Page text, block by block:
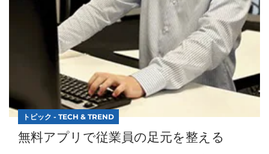
トピック - TECH & TREND
無料アプリで従業員の足元を整える